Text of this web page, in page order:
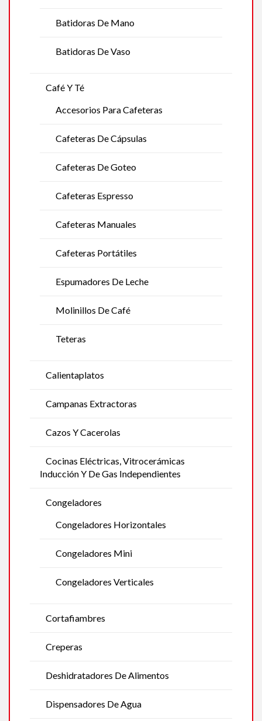
Batidoras De Mano
Batidoras De Vaso
Café Y Té
Accesorios Para Cafeteras
Cafeteras De Cápsulas
Cafeteras De Goteo
Cafeteras Espresso
Cafeteras Manuales
Cafeteras Portátiles
Espumadores De Leche
Molinillos De Café
Teteras
Calientaplatos
Campanas Extractoras
Cazos Y Cacerolas
Cocinas Eléctricas, Vitrocerámicas
Inducción Y De Gas Independientes
Congeladores
Congeladores Horizontales
Congeladores Mini
Congeladores Verticales
Cortafiambres
Creperas
Deshidratadores De Alimentos
Dispensadores De Agua